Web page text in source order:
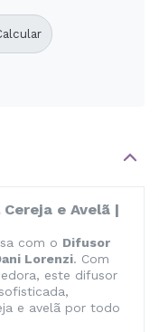
e Avelã |
com o Difusor
Lorenzi. Com
este difusor
e avelã por todo